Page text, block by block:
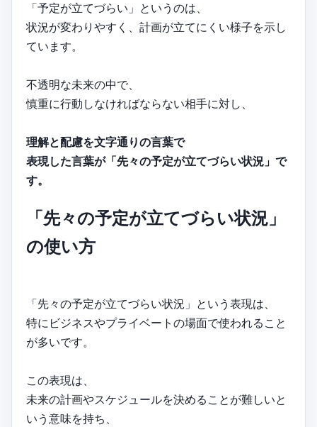
「予定が立てづらい」というのは、
状況が変わりやすく、計画が立てにくい様子を示し
ています。
不透明な未来の中で、
慎重に行動しなければならない相手に対し、
理解と配慮を文字通りの言葉で
表現した言葉が「先々の予定が立てづらい状況」で
す。
「先々の予定が立てづらい状況」
の使い方
「先々の予定が立てづらい状況」という表現は、
特にビジネスやプライベートの場面で使われること
が多いです。
この表現は、
未来の計画やスケジュールを決めることが難しいと
いう意味を持ち、